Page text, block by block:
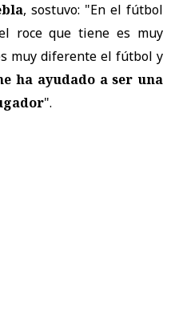
, sostuvo: "En el fútbol
roce que tiene es muy
muy diferente el fútbol y
ha ayudado a ser una
".